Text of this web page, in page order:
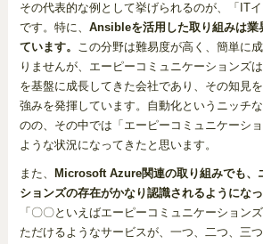
その代表的な例として挙げられるのが、「IT
です。特に、 Ansibleを活用した取り組みは業
ています。 この分野は難易度が高く、簡単に
りませんが、エーピーコミュニケーションズ
を基盤に成長してきた会社であり、その知見
強みを発揮しています。自動化というニッチ
のの、その中では「エーピーコミュニケーシ
ような状況になってきたと思います。
また、
Microsoft Azure関連の取り組みでも、
ションズの存在がかなり認識されるようになっ
「〇〇といえばエーピーコミュニケーション
ただけるようなサービスが、一つ、二つ、三